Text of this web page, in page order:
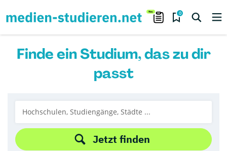
0
Finde ein Studium, das zu dir
passt
Jetzt finden